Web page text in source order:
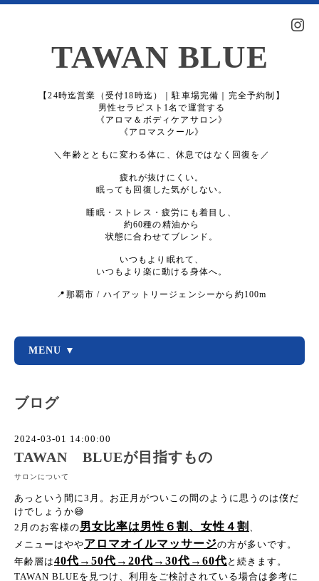
TAWAN BLUE
【24時迄営業（受付18時迄）｜駐車場完備｜完全予約制】
男性セラピスト1名で運営する
《アロマ＆ボディケアサロン》
《アロマスクール》
＼年齢とともに変わる体に、休息ではなく回復を／
疲れが抜けにくい。
眠っても回復した気がしない。
睡眠・ストレス・疲労にも着目し、
約60種の精油から
状態に合わせてブレンド。
いつもより眠れて、
いつもより楽に動ける身体へ。
📍那覇市 / ハイアットリージェンシーから約100m
MENU ▼
ブログ
2024-03-01 14:00:00
TAWAN BLUEが目指すもの
サロンについて
あっという間に3月。お正月がついこの間のように思うのは僕だ
けでしょうか😅
2月のお客様の男女比率は男性６割、女性４割
メニューはややアロマオイルマッサージの方が多いです。
年齢層は40代→50代→20代→30代→60代 と続きます。
TAWAN BLUEを見つけ、利用をご検討されている場合は参考に